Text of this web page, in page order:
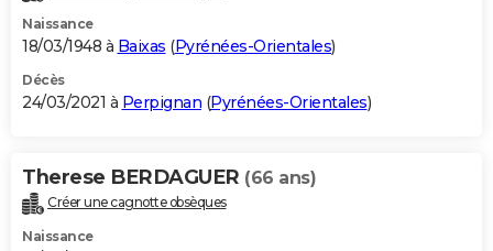
Naissance
18/03/1948 à Baixas (Pyrénées-Orientales)
Décès
24/03/2021 à Perpignan (Pyrénées-Orientales)
Therese BERDAGUER (66 ans)
Créer une cagnotte obsèques
Naissance